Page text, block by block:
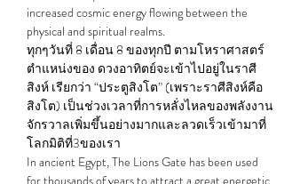
increased cosmic energy flowing between the
physical and spiritual realms.
ทุกๆวันที่ 8 เดื่อน 8 ของทุกปี ตามโหราศาสตร์
ตำแหน่งของ ดวงอาทิตย์จะเข้าไปอยู่ในราศี
สิงห์ เรียกว่า “ประตูสิงโต” (เพราะราศีสิงห์คือ
สิงโต) เป็นช่วงเวลาที่การหลั่งไหลของพลังงาน
จักรวาลเพิ่มขึ้นอย่างมากและลวดเร็วเข้ามาที่
โลกมิติที่3ของเรา
In ancient Egypt, The Lions Gate has been used
for thousands of years to attract a great energetic